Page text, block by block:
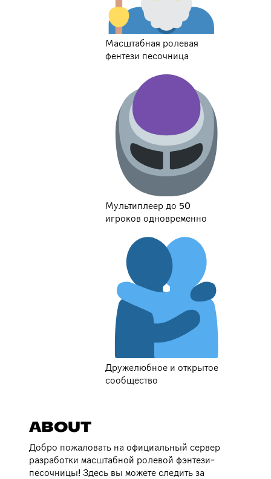
Масштабная ролевая
фентези песочница
Мультиплеер до 50
игроков одновременно
Дружелюбное и открытое
сообщество
ABOUT
Добро пожаловать на официальный сервер
разработки масштабной ролевой фэнтези-
песочницы! Здесь вы можете следить за